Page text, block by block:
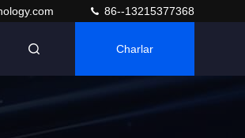
86--13215377368
Charlar